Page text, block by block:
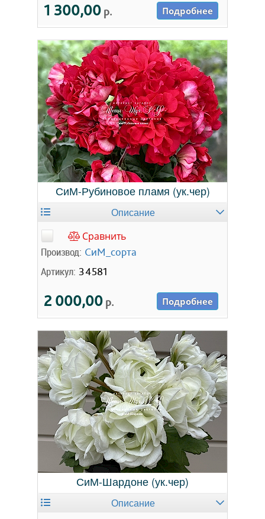
1 300,00 р. Подробнее
СиМ-Рубиновое пламя (ук.чер)
Описание
Сравнить
Производ: СиМ_сорта
Артикул: 34581
2 000,00 р. Подробнее
СиМ-Шардоне (ук.чер)
Описание